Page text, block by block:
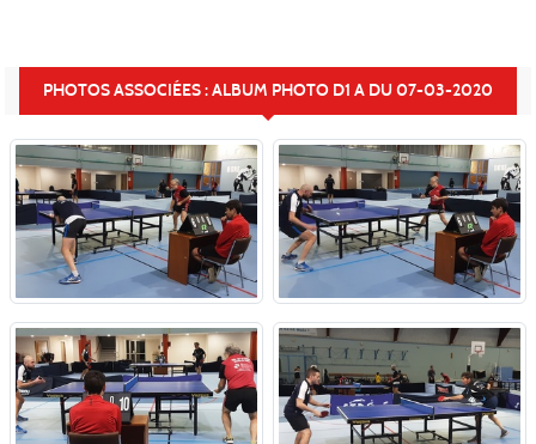
PHOTOS ASSOCIÉES : ALBUM PHOTO D1 A DU 07-03-2020